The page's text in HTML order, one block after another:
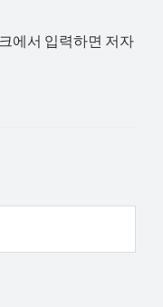
에서 입력하면 저자